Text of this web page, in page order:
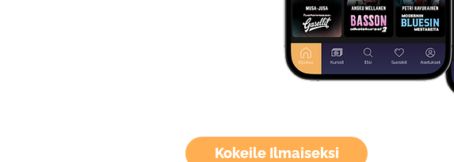
Kokeile Ilmaiseksi